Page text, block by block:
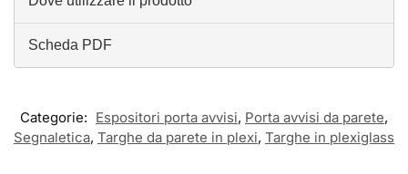
Scheda PDF
Categorie: Espositori porta avvisi, Porta avvisi da parete,
Segnaletica, Targhe da parete in plexi, Targhe in plexiglass